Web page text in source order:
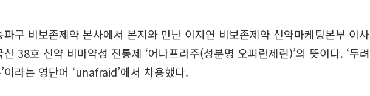
파구 비보존제약 본사에서 본지와 만난 이지연 비보존제약 신약마케팅본부 이사
38호 신약 비마약성 진통제 ‘어나프라주(성분명 오피란제린)’의 뜻이다. ‘두려
이라는 영단어 ‘unafraid’에서 차용했다.